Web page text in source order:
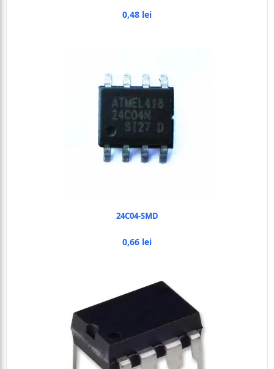
0,48 lei
24C04-SMD
0,66 lei